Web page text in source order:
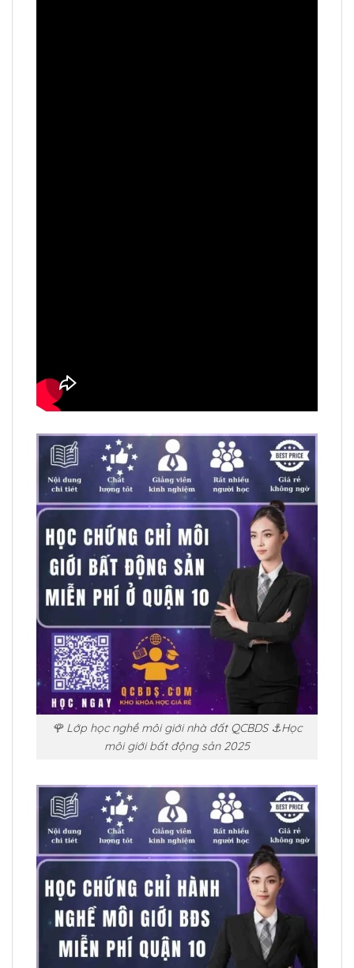
🌹 Lớp học nghề môi giới nhà đất QCBDS ⚓Học
môi giới bất động sản 2025